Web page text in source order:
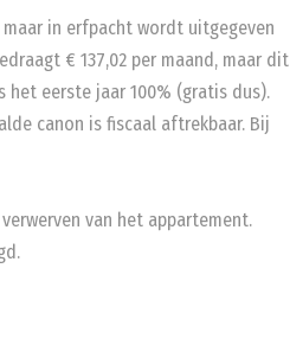
in erfpacht wordt uitgegeven
€ 137,02 per maand, maar dit
het eerste jaar 100% (gratis dus).
canon is fiscaal aftrekbaar. Bij
van het appartement.